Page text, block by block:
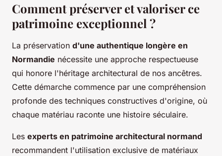
Comment préserver et valoriser ce
patrimoine exceptionnel ?
La préservation d'une authentique longère en
Normandie nécessite une approche respectueuse
qui honore l'héritage architectural de nos ancêtres.
Cette démarche commence par une compréhension
profonde des techniques constructives d'origine, où
chaque matériau raconte une histoire séculaire.
Les experts en patrimoine architectural normand
recommandent l'utilisation exclusive de matériaux